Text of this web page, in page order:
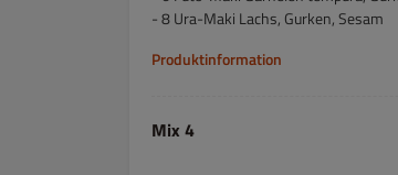
- 8 Ura-Maki Lachs, Gurken, Sesam
Produktinformation
Mix 4